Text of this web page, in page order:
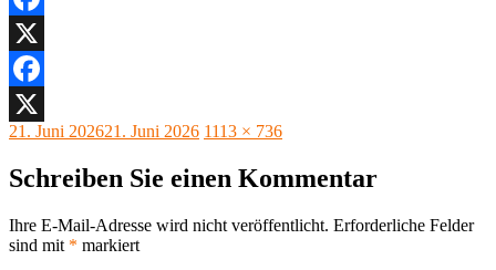
Facebook
X
Facebook
X
Veröffentlicht
21. Juni 202621. Juni 2026 Originalgröße
1113 × 736
Schreiben Sie einen Kommentar
Ihre E-Mail-Adresse wird nicht veröffentlicht. Erforderliche Felder
sind mit * markiert